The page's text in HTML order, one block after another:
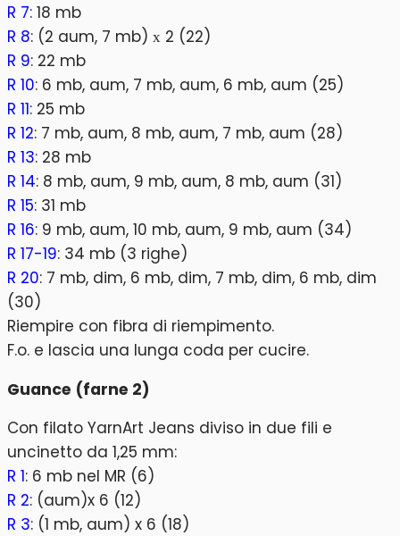
R 7: 18 mb
R 8: (2 aum, 7 mb) х 2 (22)
R 9: 22 mb
R 10: 6 mb, aum, 7 mb, aum, 6 mb, aum (25)
R 11: 25 mb
R 12: 7 mb, aum, 8 mb, aum, 7 mb, aum (28)
R 13: 28 mb
R 14: 8 mb, aum, 9 mb, aum, 8 mb, aum (31)
R 15: 31 mb
R 16: 9 mb, aum, 10 mb, aum, 9 mb, aum (34)
R 17-19: 34 mb (3 righe)
R 20: 7 mb, dim, 6 mb, dim, 7 mb, dim, 6 mb, dim
(30)
Riempire con fibra di riempimento.
F.o. e lascia una lunga coda per cucire.
Guance (farne 2)
Con filato YarnArt Jeans diviso in due fili e
uncinetto da 1,25 mm:
R 1: 6 mb nel MR (6)
R 2: (aum)x 6 (12)
R 3: (1 mb, aum) x 6 (18)